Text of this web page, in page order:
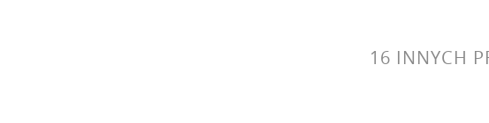
16 INNYCH